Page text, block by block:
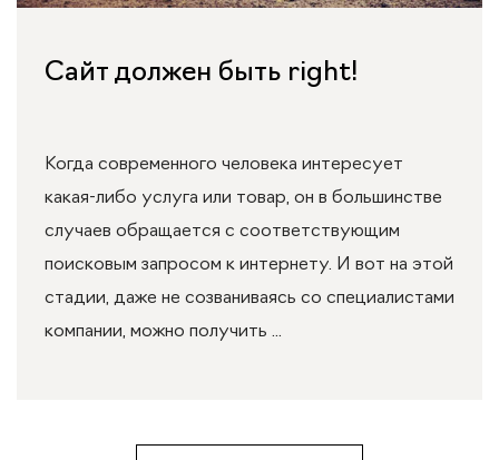
Сайт должен быть right!
Когда современного человека интересует
какая-либо услуга или товар, он в большинстве
случаев обращается с соответствующим
поисковым запросом к интернету. И вот на этой
стадии, даже не созваниваясь со специалистами
компании, можно получить ...